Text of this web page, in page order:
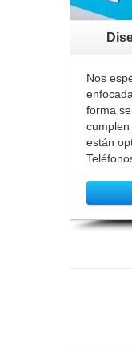
Nos
forma
están